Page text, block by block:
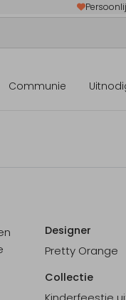
Communie
Designer
Pretty Orange
Collectie